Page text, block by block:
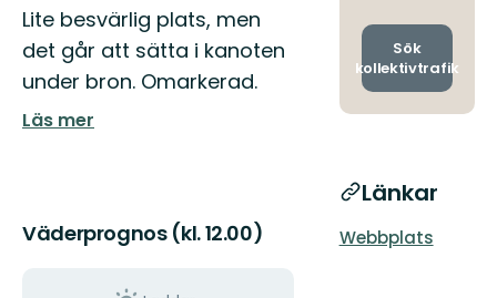
Beskrivning
Lite besvärlig plats, men
det går att sätta i kanoten
under bron. Omarkerad.
Läs mer
Väderprognos (kl. 12.00)
och
Sök
kollektivtrafik
Länkar
Webbplats